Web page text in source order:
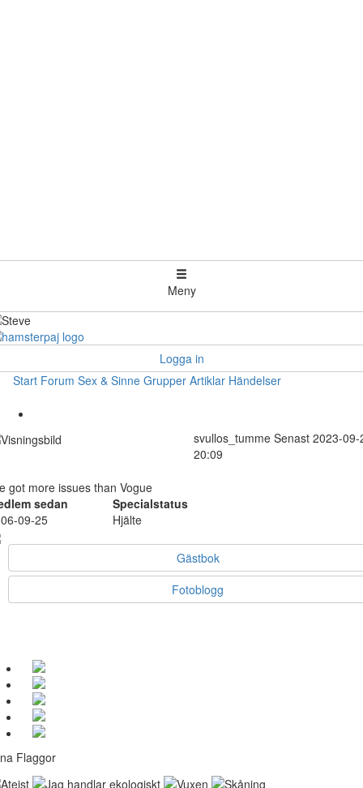
Meny
Logga in
Start Forum Sex & Sinne Grupper Artiklar Händelser
svullos_tumme Senast 2023-09-
20:09
got more issues than Vogue
sedan
Specialstatus
09-25
Hjälte
Gästbok
Fotoblogg
Flaggor